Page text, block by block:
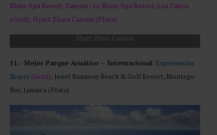
Blanc Spa Resort, Cancún / Le Blanc Spa Resort, Los Cabos
(Gold); Hyatt Zilara Cancún (Plata)
Hyatt Zilara Cancún
11.- Mejor Parque Acuático – Internacional: Experiencias
Xcaret (Gold); Jewel Runaway Beach & Golf Resort, Montego
Bay, Jamaica (Plata)